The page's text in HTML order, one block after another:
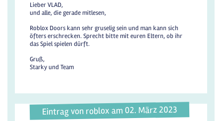
Lieber VLAD,
und alle, die gerade mitlesen,
Roblox Doors kann sehr gruselig sein und man kann sich
öfters erschrecken. Sprecht bitte mit euren Eltern, ob ihr
das Spiel spielen dürft.
Gruß,
Starky und Team
Eintrag von roblox am 02. März 2023